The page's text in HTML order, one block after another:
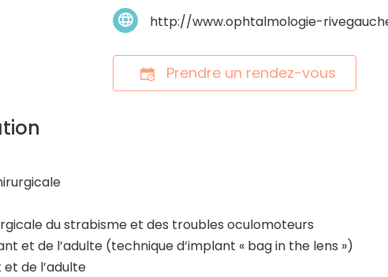
http://www.ophtalmologie-
Prendre un rendez-vous
du strabisme et des troubles oculomoteurs
et de l’adulte (technique d’implant « bag in the lens »)
de l’adulte